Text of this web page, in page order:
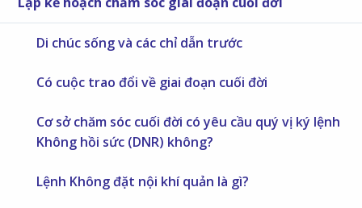
Di chúc sống và các chỉ dẫn trước
Có cuộc trao đổi về giai đoạn cuối đời
Cơ sở chăm sóc cuối đời có yêu cầu quý vị ký lệnh
Không hồi sức (DNR) không?
Lệnh Không đặt nội khí quản là gì?